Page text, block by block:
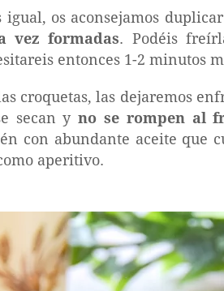
os aconsejamos
vez formadas. Podéis
entonces 1-2 minutos
croquetas, las dejaremos
secan yno se rompen al
con abundante aceite que
aperitivo.